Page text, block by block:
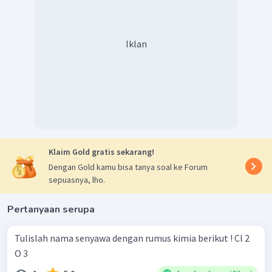
Iklan
Klaim Gold gratis sekarang!
Dengan Gold kamu bisa tanya soal ke Forum
sepuasnya, lho.
Pertanyaan serupa
Tulislah nama senyawa dengan rumus kimia berikut ! Cl 2 ​
O 3 ​